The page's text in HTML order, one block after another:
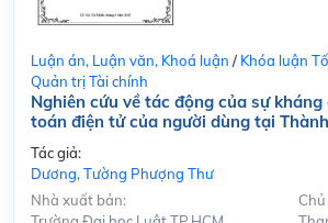
Luận án, Luận văn, Khoá luận / Khóa luận
Quản trị Tài chính
Nghiên cứu về tác động của sự
toán điện tử của người dùng tại
Tác giả:
Dương, Tường Phượng Thư
Nhà xuất bản: